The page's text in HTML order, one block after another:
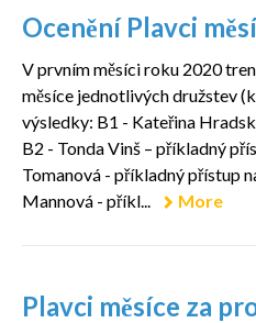
Ocenění Plavci
V prvním měsíci roku 2020
měsíce jednotlivých družstev
výsledky: B1 - Kateřina
B2 - Tonda Vinš – příkladný
Tomanová - příkladný přístup
Mannová - příkl...
More
Plavci měsíce za